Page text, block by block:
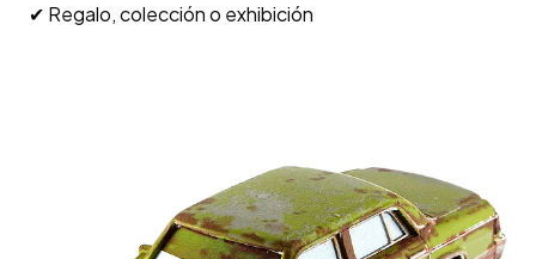
✔ Regalo, colección o exhibición